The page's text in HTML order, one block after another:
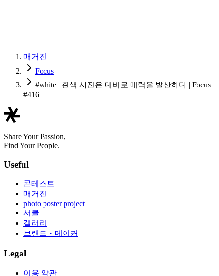
매거진
Focus
#white | 흰색 사진은 대비로 매력을 발산하다 | Focus
#416
Share Your Passion,
Find Your People.
Useful
콘테스트
매거진
photo poster project
서클
갤러리
브랜드・메이커
Legal
이용 약관